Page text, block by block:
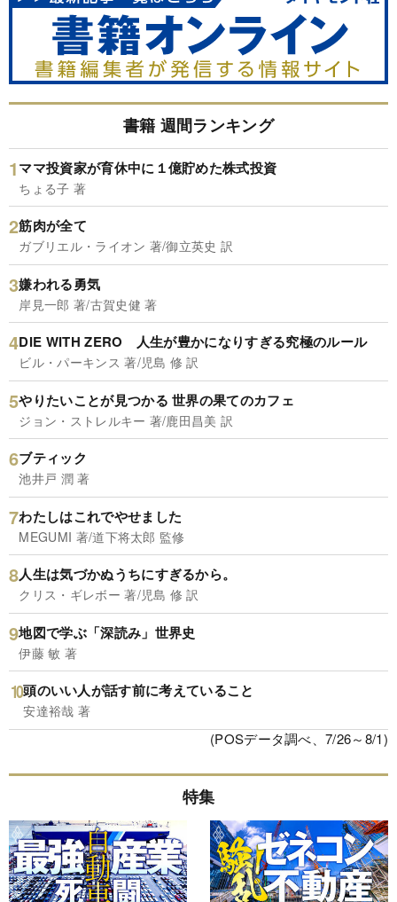
書籍 週間ランキング
ママ投資家が育休中に１億貯めた株式投資
ちょる子 著
筋肉が全て
ガブリエル・ライオン 著/御立英史 訳
嫌われる勇気
岸見一郎 著/古賀史健 著
DIE WITH ZERO 人生が豊かになりすぎる究極のルール
ビル・パーキンス 著/児島 修 訳
やりたいことが見つかる 世界の果てのカフェ
ジョン・ストレルキー 著/鹿田昌美 訳
ブティック
池井戸 潤 著
わたしはこれでやせました
MEGUMI 著/道下将太郎 監修
人生は気づかぬうちにすぎるから。
クリス・ギレボー 著/児島 修 訳
地図で学ぶ「深読み」世界史
伊藤 敏 著
頭のいい人が話す前に考えていること
安達裕哉 著
(POSデータ調べ、7/26～8/1)
特集